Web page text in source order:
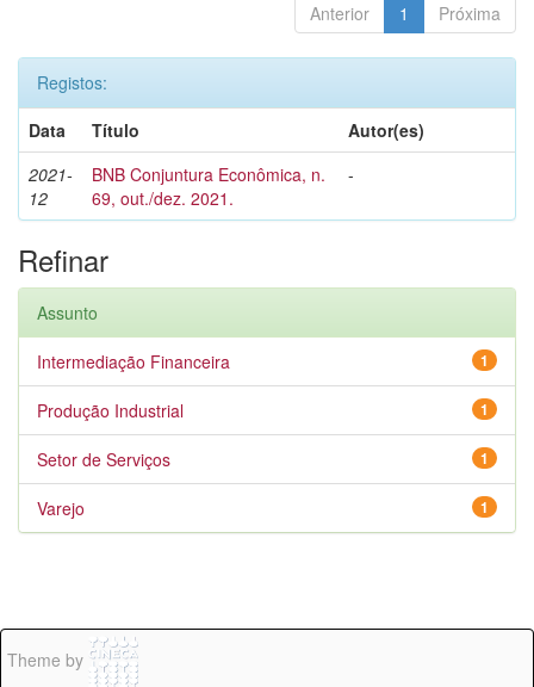
Anterior 1 Próxima
Registos:
Data
Título
Autor(es)
2021-
12
BNB Conjuntura Econômica, n.
69, out./dez. 2021.
-
Refinar
Assunto
1
Intermediação Financeira
1
Produção Industrial
1
Setor de Serviços
1
Varejo
Theme by